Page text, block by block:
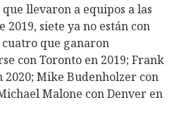
llevaron a equipos a las
2019, siete ya no están con
que ganaron
con Toronto en 2019; Frank
2020; Mike Budenholzer con
Malone con Denver en